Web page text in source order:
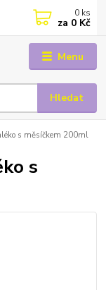
Menu
Hledat
0 ks
za 0 Kč
s měsíčkem 200ml
s